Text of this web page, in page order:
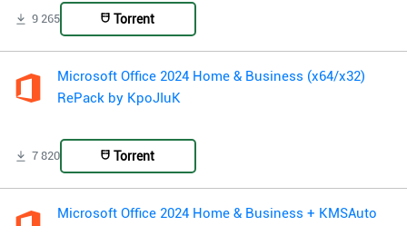
9 265 Torrent
Microsoft Office 2024 Home & Business (x64/x32)
RePack by KpoJIuK
7 820 Torrent
Microsoft Office 2024 Home & Business + KMSAuto